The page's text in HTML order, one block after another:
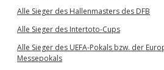
Alle Sieger des Hallenmasters des DFB
Alle Sieger des Intertoto-Cups
Alle Sieger des UEFA-Pokals bzw. der
Messepokals